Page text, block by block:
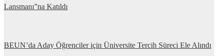
Lansmanı”na Katıldı
BEUN’da Aday Öğrenciler için Üniversite Tercih Süreci Ele Alındı